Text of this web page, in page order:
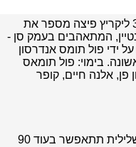
ליקריץ פיצה יגיע לבתי הקולנוע ב-30.12 ליקריץ פיצה מספר את
המתאהבים בעמק סן -
ובוים על ידי פול תומס אנדרסון
בימוי: פול תומאס
אלנה חיים, קופר
תתאפשר בעוד 90